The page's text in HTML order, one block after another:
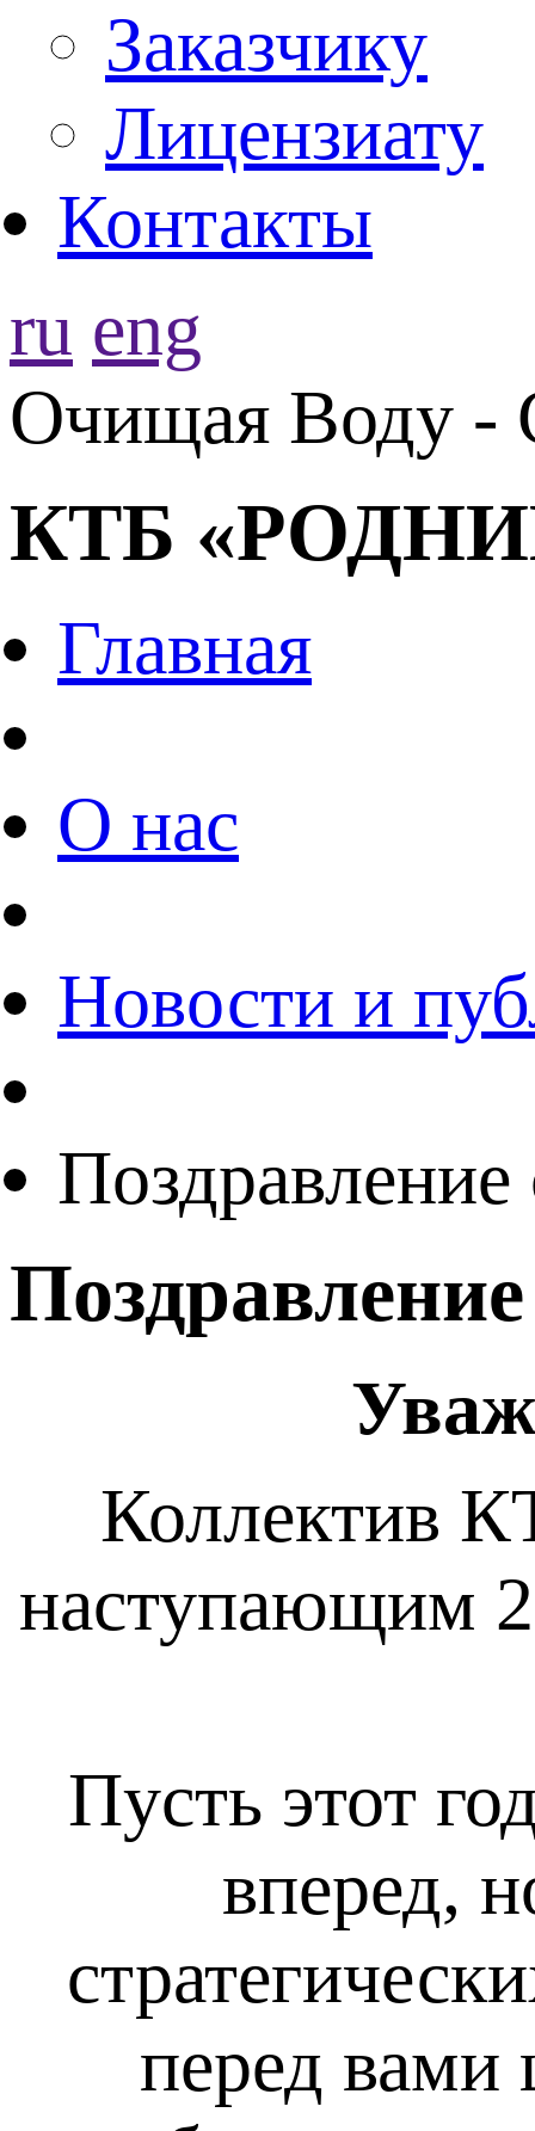
Заказчику
Лицензиату
Контакты
ru eng
Очищая Воду -
КТБ
Главная
О нас
Новости и
Коллектив
наступающим
Пусть этот
вперед,
перед вами